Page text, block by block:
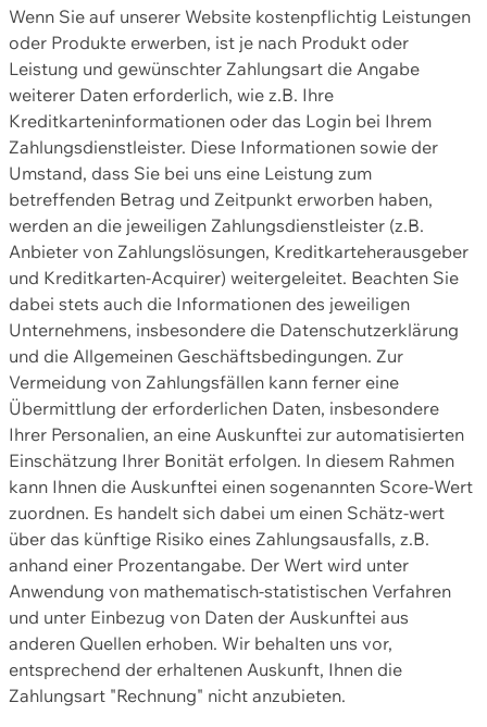
Wenn Sie auf unserer Website kostenpflichtig Leistungen
oder Produkte erwerben, ist je nach Produkt oder
Leistung und gewünschter Zahlungsart die Angabe
weiterer Daten erforderlich, wie z.B. Ihre
Kreditkarteninformationen oder das Login bei Ihrem
Zahlungsdienstleister. Diese Informationen sowie der
Umstand, dass Sie bei uns eine Leistung zum
betreffenden Betrag und Zeitpunkt erworben haben,
werden an die jeweiligen Zahlungsdienstleister (z.B.
Anbieter von Zahlungslösungen, Kreditkarteherausgeber
und Kreditkarten-Acquirer) weitergeleitet. Beachten Sie
dabei stets auch die Informationen des jeweiligen
Unternehmens, insbesondere die Datenschutzerklärung
und die Allgemeinen Geschäftsbedingungen. Zur
Vermeidung von Zahlungsfällen kann ferner eine
Übermittlung der erforderlichen Daten, insbesondere
Ihrer Personalien, an eine Auskunftei zur automatisierten
Einschätzung Ihrer Bonität erfolgen. In diesem Rahmen
kann Ihnen die Auskunftei einen sogenannten Score-Wert
zuordnen. Es handelt sich dabei um einen Schätz-wert
über das künftige Risiko eines Zahlungsausfalls, z.B.
anhand einer Prozentangabe. Der Wert wird unter
Anwendung von mathematisch-statistischen Verfahren
und unter Einbezug von Daten der Auskunftei aus
anderen Quellen erhoben. Wir behalten uns vor,
entsprechend der erhaltenen Auskunft, Ihnen die
Zahlungsart "Rechnung" nicht anzubieten.